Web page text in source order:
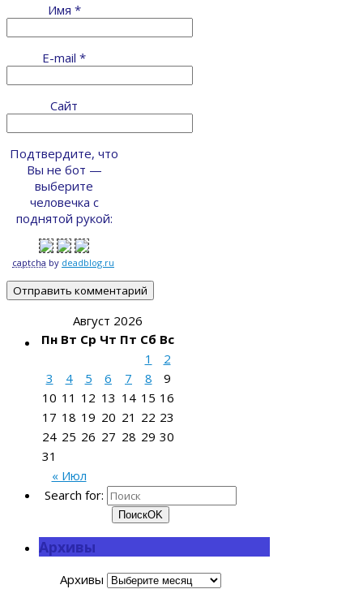
Имя *
E-mail *
Сайт
Подтвердите, что
Вы не бот —
выберите
человечка с
поднятой рукой:
captcha by deadblog.ru
Август 2026
Пн Вт Ср Чт Пт Сб Вс
« Июл
1
2
3
4 5 6 7 8
9
10 11 12 13 14 15 16
17 18 19 20 21 22 23
24 25 26 27 28 29 30
31
Search for:
ПоискOK
Архивы
Архивы